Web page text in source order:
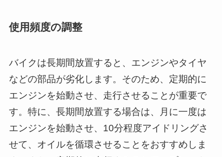
使用頻度の調整
バイクは長期間放置すると、エンジンやタイヤ
などの部品が劣化します。そのため、定期的に
エンジンを始動させ、走行させることが重要で
す。特に、長期間放置する場合は、月に一度は
エンジンを始動させ、10分程度アイドリングさ
せて、オイルを循環させることをおすすめしま